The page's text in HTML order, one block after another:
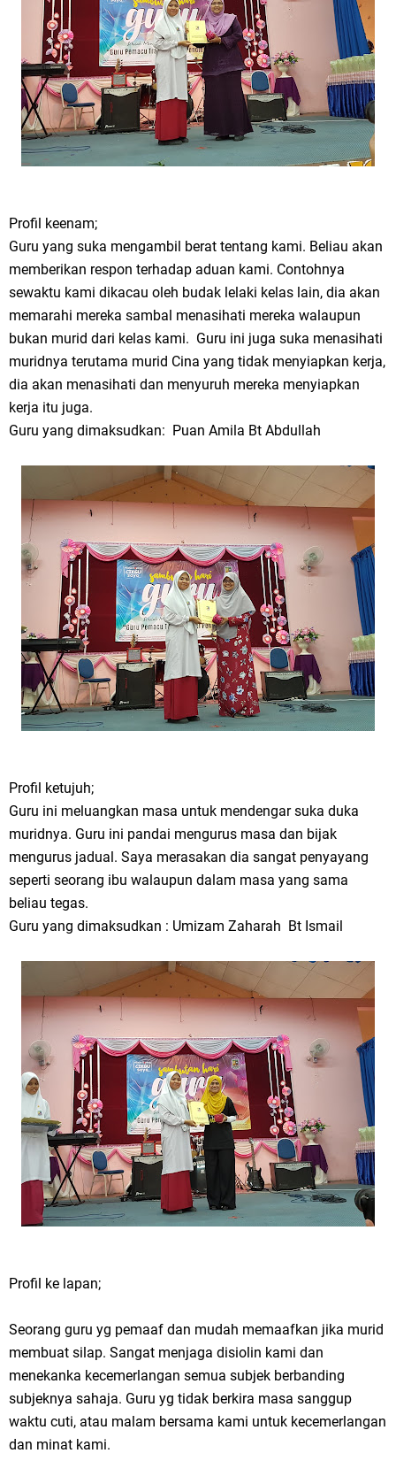
Profil keenam;
Guru yang suka mengambil berat tentang kami. Beliau akan
memberikan respon terhadap aduan kami. Contohnya
sewaktu kami dikacau oleh budak lelaki kelas lain, dia akan
memarahi mereka sambal menasihati mereka walaupun
bukan murid dari kelas kami. Guru ini juga suka menasihati
muridnya terutama murid Cina yang tidak menyiapkan kerja,
dia akan menasihati dan menyuruh mereka menyiapkan
kerja itu juga.
Guru yang dimaksudkan: Puan Amila Bt Abdullah
Profil ketujuh;
Guru ini meluangkan masa untuk mendengar suka duka
muridnya. Guru ini pandai mengurus masa dan bijak
mengurus jadual. Saya merasakan dia sangat penyayang
seperti seorang ibu walaupun dalam masa yang sama
beliau tegas.
Guru yang dimaksudkan : Umizam Zaharah Bt Ismail
Profil ke lapan;
Seorang guru yg pemaaf dan mudah memaafkan jika murid
membuat silap. Sangat menjaga disiolin kami dan
menekanka kecemerlangan semua subjek berbanding
subjeknya sahaja. Guru yg tidak berkira masa sanggup
waktu cuti, atau malam bersama kami untuk kecemerlangan
dan minat kami.